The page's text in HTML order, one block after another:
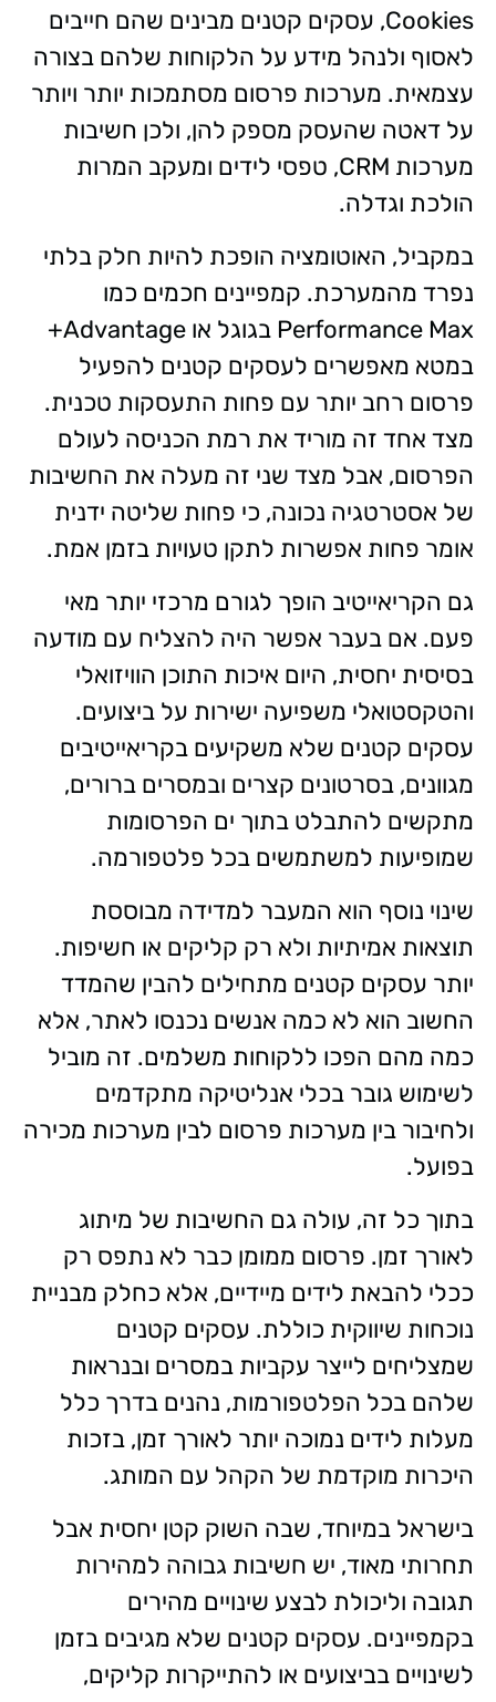
Cookies, עסקים קטנים מבינים שהם חייבים
לאסוף ולנהל מידע על הלקוחות שלהם בצורה
עצמאית. מערכות פרסום מסתמכות יותר ויותר
על דאטה שהעסק מספק להן, ולכן חשיבות
מערכות CRM, טפסי לידים ומעקב המרות
הולכת וגדלה.
במקביל, האוטומציה הופכת להיות חלק בלתי
נפרד מהמערכת. קמפיינים חכמים כמו
Performance Max בגוגל או Advantage+
במטא מאפשרים לעסקים קטנים להפעיל
פרסום רחב יותר עם פחות התעסקות טכנית.
מצד אחד זה מוריד את רמת הכניסה לעולם
הפרסום, אבל מצד שני זה מעלה את החשיבות
של אסטרטגיה נכונה, כי פחות שליטה ידנית
אומר פחות אפשרות לתקן טעויות בזמן אמת.
גם הקריאייטיב הופך לגורם מרכזי יותר מאי
פעם. אם בעבר אפשר היה להצליח עם מודעה
בסיסית יחסית, היום איכות התוכן הוויזואלי
והטקסטואלי משפיעה ישירות על ביצועים.
עסקים קטנים שלא משקיעים בקריאייטיבים
מגוונים, בסרטונים קצרים ובמסרים ברורים,
מתקשים להתבלט בתוך ים הפרסומות
שמופיעות למשתמשים בכל פלטפורמה.
שינוי נוסף הוא המעבר למדידה מבוססת
תוצאות אמיתיות ולא רק קליקים או חשיפות.
יותר עסקים קטנים מתחילים להבין שהמדד
החשוב הוא לא כמה אנשים נכנסו לאתר, אלא
כמה מהם הפכו ללקוחות משלמים. זה מוביל
לשימוש גובר בכלי אנליטיקה מתקדמים
ולחיבור בין מערכות פרסום לבין מערכות מכירה
בפועל.
בתוך כל זה, עולה גם החשיבות של מיתוג
לאורך זמן. פרסום ממומן כבר לא נתפס רק
ככלי להבאת לידים מיידיים, אלא כחלק מבניית
נוכחות שיווקית כוללת. עסקים קטנים
שמצליחים לייצר עקביות במסרים ובנראות
שלהם בכל הפלטפורמות, נהנים בדרך כלל
מעלות לידים נמוכה יותר לאורך זמן, בזכות
היכרות מוקדמת של הקהל עם המותג.
בישראל במיוחד, שבה השוק קטן יחסית אבל
תחרותי מאוד, יש חשיבות גבוהה למהירות
תגובה וליכולת לבצע שינויים מהירים
בקמפיינים. עסקים קטנים שלא מגיבים בזמן
לשינויים בביצועים או להתייקרות קליקים,